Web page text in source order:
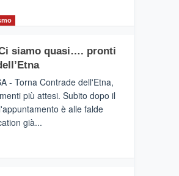
siamo quasi…. pronti
- Torna Contrade dell'Etna,
più attesi. Subito dopo il
è alle falde
già...